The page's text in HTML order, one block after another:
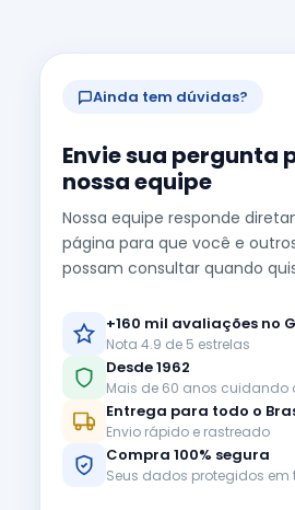
Ainda tem dúvidas?
Envie sua pergunta
nossa equipe
Nossa equipe responde
página para que você e
possam consultar quando
+160 mil avaliações no
Nota 4.9 de 5 estrelas
Desde 1962
Mais de 60 anos cuidando
Entrega para todo o
Envio rápido e rastreado
Compra 100% segura
Seus dados protegidos